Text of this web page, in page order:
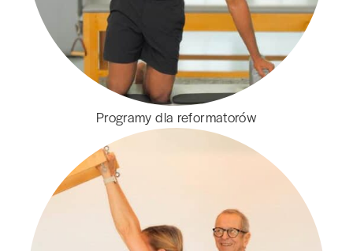
Programy dla reformatorów